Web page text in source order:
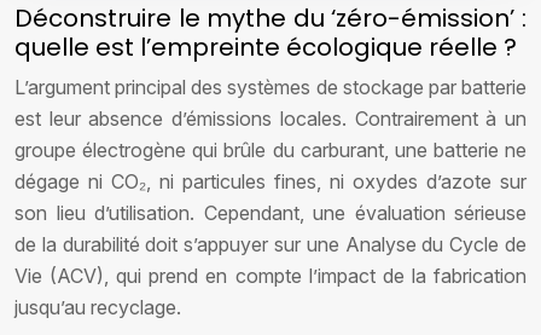
Déconstruire le mythe du ‘zéro-émission’ :
quelle est l’empreinte écologique réelle ?
L’argument principal des systèmes de stockage par batterie
est leur absence d’émissions locales. Contrairement à un
groupe électrogène qui brûle du carburant, une batterie ne
dégage ni CO₂, ni particules fines, ni oxydes d’azote sur
son lieu d’utilisation. Cependant, une évaluation sérieuse
de la durabilité doit s’appuyer sur une Analyse du Cycle de
Vie (ACV), qui prend en compte l’impact de la fabrication
jusqu’au recyclage.